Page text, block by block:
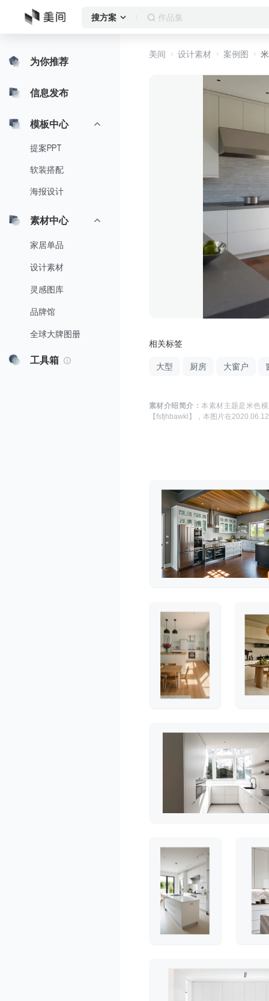
搜方案 作品集
为你推荐
信息发布
模板中心
提案PPT
软装搭配
海报设计
素材中心
家居单品
设计素材
灵感图库
品牌馆
全球大牌图册
工具箱
美间 设计素材 案例图
相关标签
大型 厨房 大窗户
素材介绍简介：本素材主题是米色
【fsfjhbawkl】
，本图片在